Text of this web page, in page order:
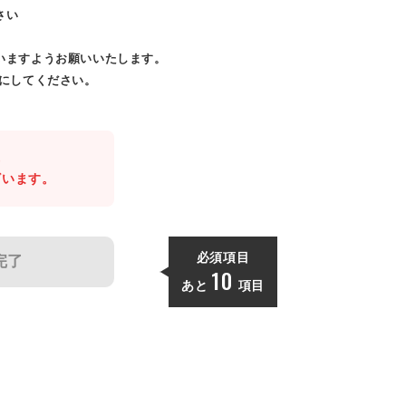
い
すようお願いいたします。
してください。
ます。
了 必須項目
あと 10 項目